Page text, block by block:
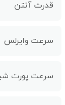
قدرت آنتن
سرعت وایرلس
سرعت پورت